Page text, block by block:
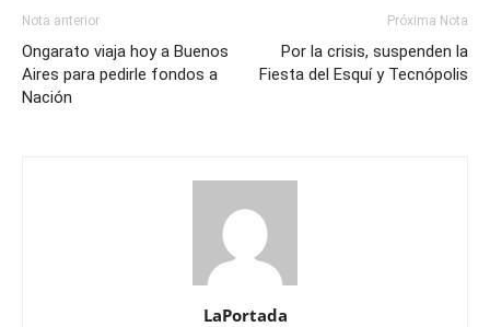
Nota anterior
Ongarato viaja hoy a Buenos
Aires para pedirle fondos a
Nación
Próxima Nota
Por la crisis, suspenden la
Fiesta del Esquí y Tecnópolis
LaPortada